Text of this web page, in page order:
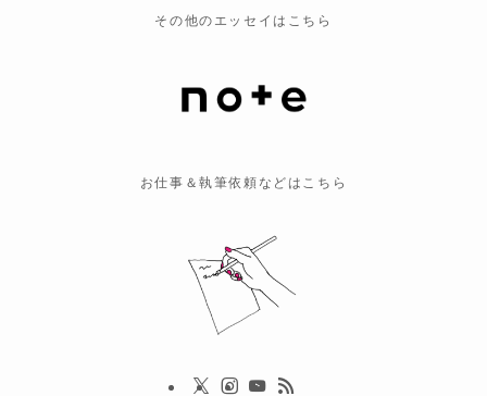
その他のエッセイはこちら
お仕事＆執筆依頼などはこちら